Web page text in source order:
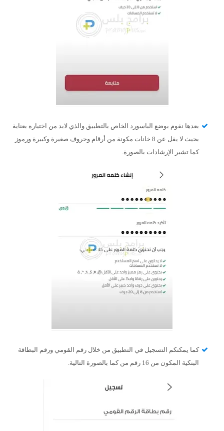
بعدها نقوم بوضع الباسورد الخاص بالتطبيق والذي لابد من اختياره بعناية
بحيث لا يقل عن 8 خانات مكونة من أرقام وحروف صغيرة وكبيرة ورموز
كما تشير الإرشادات بالصورة.
كما يمكنكم التسجيل في التطبيق من خلال رقم القومي ورقم البطاقة
البنكية المكون من 16 رقم من كما بالصورة التالية.